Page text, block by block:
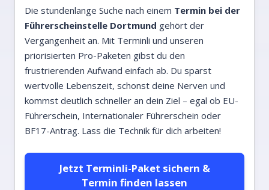
Die stundenlange Suche nach einem Termin bei der
Führerscheinstelle Dortmund gehört der
Vergangenheit an. Mit Terminli und unseren
priorisierten Pro-Paketen gibst du den
frustrierenden Aufwand einfach ab. Du sparst
wertvolle Lebenszeit, schonst deine Nerven und
kommst deutlich schneller an dein Ziel – egal ob EU-
Führerschein, Internationaler Führerschein oder
BF17-Antrag. Lass die Technik für dich arbeiten!
Jetzt Terminli-Paket sichern &
Termin finden lassen